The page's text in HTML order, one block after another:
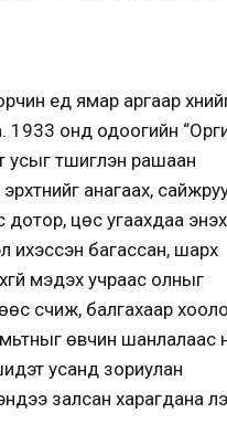
үед ямар аргаар
1933 онд одоогийн
усыг түшиглэн рашаан
анагаах,
цөс угаахдаа энэхүү
ихэссэн багассан, шарх
мэдэх учраас олныг
үсчиж, балгахаар
өвчин шанлалаас
усанд зориулан
залсан харагдана